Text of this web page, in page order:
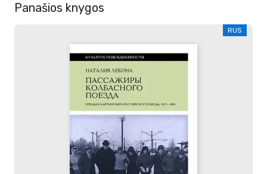
Panašios knygos
RUS